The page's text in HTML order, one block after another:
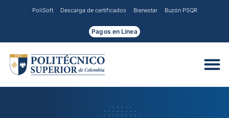
PoliSoft Descarga de certificados Bienestar Buzón PSQR
Pagos en Línea